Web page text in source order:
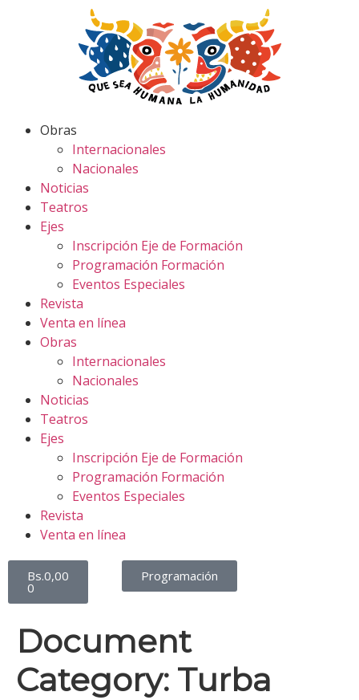
Obras
Internacionales
Nacionales
Noticias
Teatros
Ejes
Inscripción Eje de Formación
Programación Formación
Eventos Especiales
Revista
Venta en línea
Obras
Internacionales
Nacionales
Noticias
Teatros
Ejes
Inscripción Eje de Formación
Programación Formación
Eventos Especiales
Revista
Venta en línea
Programación
Bs.0,00
0
Document
Category: Turba